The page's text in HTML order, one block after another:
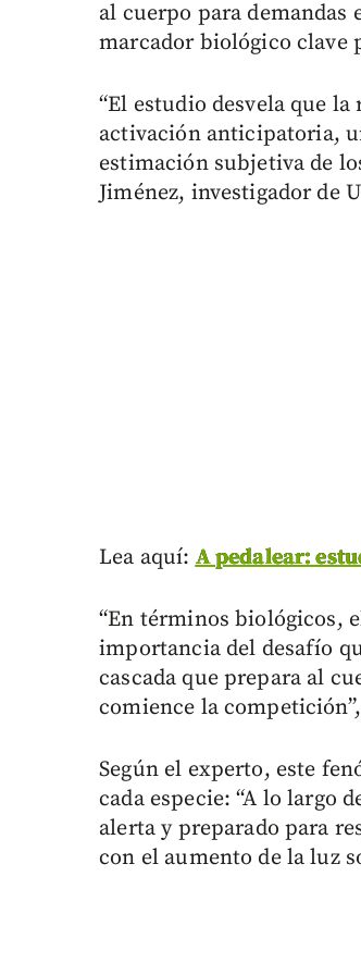
al cuerpo para demandas
marcador biológico clave
“El estudio desvela que
activación anticipatoria,
estimación subjetiva de
Jiménez, investigador de
Lea aquí:A pedalear:
“En términos biológicos,
importancia del desafío
cascada que prepara al
comience la
Según el experto, este
cada especie: “A lo largo
alerta y preparado para
con el aumento de la luz